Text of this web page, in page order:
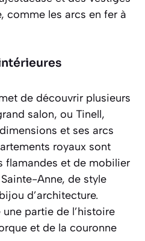
comme les arcs en fer à
de découvrir plusieurs
salon, ou Tinell,
et ses arcs
royaux sont
flamandes et de mobilier
Anne, de style
d’architecture.
partie de l’histoire
et de la couronne